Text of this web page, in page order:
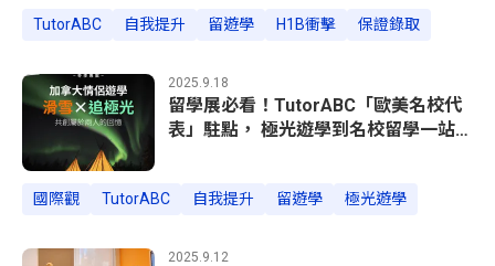
TutorABC 自我提升 留遊學 H1B衝擊 保證錄取
2025.9.18
留學展必看！TutorABC「歐美名校代
表」駐點， 極光遊學到名校留學一站包
國際觀 TutorABC 自我提升 留遊學 極光遊學
2025.9.12